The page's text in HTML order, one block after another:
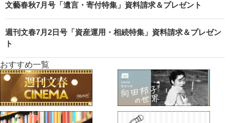
文藝春秋7月号「遺言・寄付特集」資料請求＆プレゼント
週刊文春7月2日号「資産運用・相続特集」資料請求＆プレゼン
ト
おすすめ一覧